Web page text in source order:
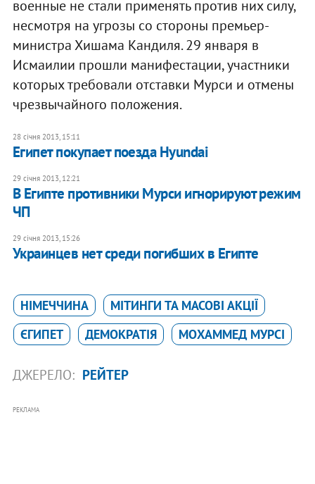
военные не стали применять против них силу,
несмотря на угрозы со стороны премьер-
министра Хишама Кандиля. 29 января в
Исмаилии прошли манифестации, участники
которых требовали отставки Мурси и отмены
чрезвычайного положения.
28 січня 2013, 15:11
Египет покупает поезда Hyundai
29 січня 2013, 12:21
В Египте противники Мурси игнорируют режим
ЧП
29 січня 2013, 15:26
Украинцев нет среди погибших в Египте
НІМЕЧЧИНА
МІТИНГИ ТА МАСОВІ АКЦІЇ
ЄГИПЕТ
ДЕМОКРАТІЯ МОХАММЕД МУРСІ
ДЖЕРЕЛО: РЕЙТЕР
РЕКЛАМА